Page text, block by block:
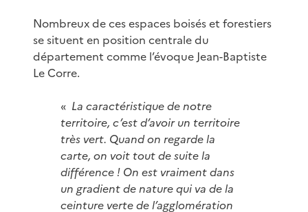
Nombreux de ces espaces boisés et forestiers
se situent en position centrale du
département comme l’évoque Jean-Baptiste
Le Corre.
« La caractéristique de notre
territoire, c’est d’avoir un territoire
très vert. Quand on regarde la
carte, on voit tout de suite la
différence ! On est vraiment dans
un gradient de nature qui va de la
ceinture verte de l’agglomération